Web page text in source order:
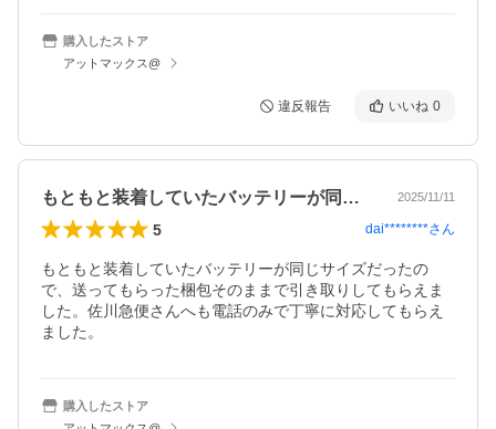
購入したストア
アットマックス@
違反報告 いいね 0
もともと装着していたバッテリーが同じサ… 2025/11/11
5 dai********さん
もともと装着していたバッテリーが同じサイズだったの
で、送ってもらった梱包そのままで引き取りしてもらえま
した。佐川急便さんへも電話のみで丁寧に対応してもらえ
ました。
購入したストア